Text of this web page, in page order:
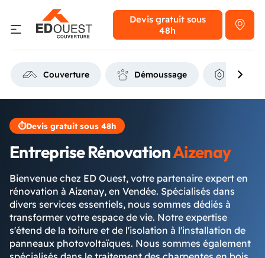
Devis gratuit sous
48h
Couverture Démoussage
⏱Devis gratuit sous 48h
Entreprise RénovationAizenay
Bienvenue chez ED Ouest, votre partenaire expert en
rénovation à Aizenay, en Vendée. Spécialisés dans
divers services essentiels, nous sommes dédiés à
transformer votre espace de vie. Notre expertise
s'étend de la toiture et de l'isolation à l'installation de
panneaux photovoltaïques. Nous sommes également